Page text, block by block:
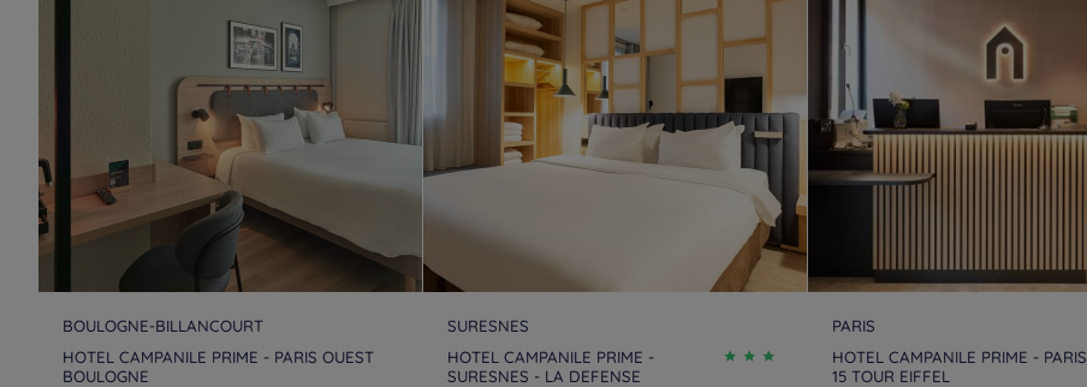
BOULOGNE-BILLANCOURT
HOTEL CAMPANILE PRIME - PARIS OUEST
BOULOGNE
SURESNES
HOTEL CAMPANILE PRIME -
SURESNES - LA DEFENSE
PARIS
HOTEL CAMPANILE PRIME - PARIS
15 TOUR EIFFEL